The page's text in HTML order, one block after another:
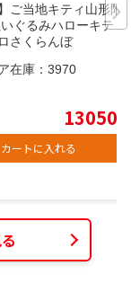
ご当地キティ山形限
ぐるみハローキティ
さくらんぼ
在庫： 3970
13050
カートに入れる